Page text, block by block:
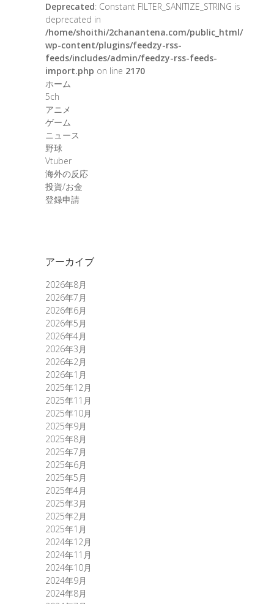
Deprecated: Constant FILTER_SANITIZE_STRING is
deprecated in
/home/shoithi/2chanantena.com/public_html/
wp-content/plugins/feedzy-rss-
feeds/includes/admin/feedzy-rss-feeds-
import.php on line 2170
ホーム
5ch
アニメ
ゲーム
ニュース
野球
Vtuber
海外の反応
投資/お金
登録申請
アーカイブ
2026年8月
2026年7月
2026年6月
2026年5月
2026年4月
2026年3月
2026年2月
2026年1月
2025年12月
2025年11月
2025年10月
2025年9月
2025年8月
2025年7月
2025年6月
2025年5月
2025年4月
2025年3月
2025年2月
2025年1月
2024年12月
2024年11月
2024年10月
2024年9月
2024年8月